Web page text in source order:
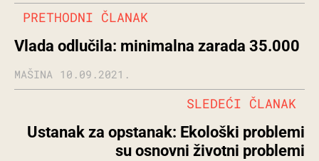
PRETHODNI ČLANAK
Vlada odlučila: minimalna zarada 35.000
MAŠINA 10.09.2021.
Ustanak za opstanak: Ekološki problemi
su osnovni životni problemi
SLEDEĆI ČLANAK